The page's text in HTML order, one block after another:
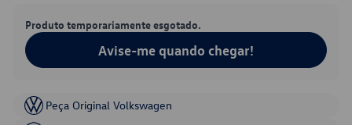
Produto temporariamente esgotado.
Avise-me quando chegar!
Peça Original Volkswagen